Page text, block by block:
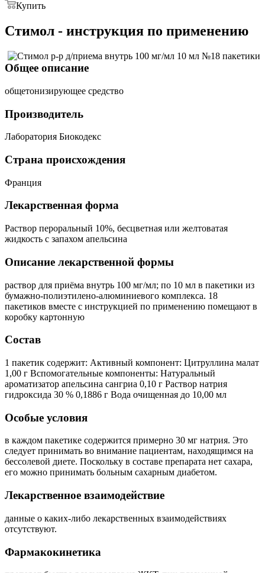
Купить
Стимол - инструкция по применению
Общее описание
общетонизирующее средство
Производитель
Лаборатория Биокодекс
Страна происхождения
Франция
Лекарственная форма
Раствор пероральный 10%, бесцветная или желтоватая
жидкость с запахом апельсина
Описание лекарственной формы
раствор для приёма внутрь 100 мг/мл; по 10 мл в пакетики из
бумажно-полиэтилено-алюминиевого комплекса. 18
пакетиков вместе с инструкцией по применению помещают в
коробку картонную
Состав
1 пакетик содержит: Активный компонент: Цитруллина малат
1,00 г Вспомогательные компоненты: Натуральный
ароматизатор апельсина сангриа 0,10 г Раствор натрия
гидроксида 30 % 0,1886 г Вода очищенная до 10,00 мл
Особые условия
в каждом пакетике содержится примерно 30 мг натрия. Это
следует принимать во внимание пациентам, находящимся на
бессолевой диете. Поскольку в составе препарата нет сахара,
его можно принимать больным сахарным диабетом.
Лекарственное взаимодействие
данные о каких-либо лекарственных взаимодействиях
отсутствуют.
Фармакокинетика